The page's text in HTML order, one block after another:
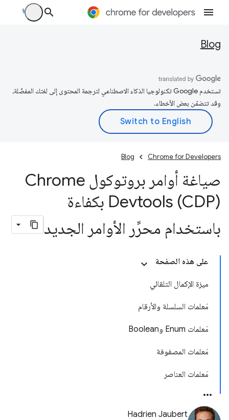
Blog
تستخدم Google تكنولوجيا الذكاء الاصطناعي لترجمة المحتوى إلى لغتك المفضّلة،
وقد تتضمّن بعض الأخطاء.
Chrome for Developers
Blog
صياغة أوامر بروتوكول Chrome
Devtools (CDP) بكفاءة
باستخدام محرِّر الأوامر الجديد
على هذه الصفحة
ميزة الإكمال التلقائي
مَعلمات السلسلة والأرقام
مَعلمات Enum وBoolean
مَعلمات المصفوفة
مَعلمات العناصر
Hadrien Jaubert